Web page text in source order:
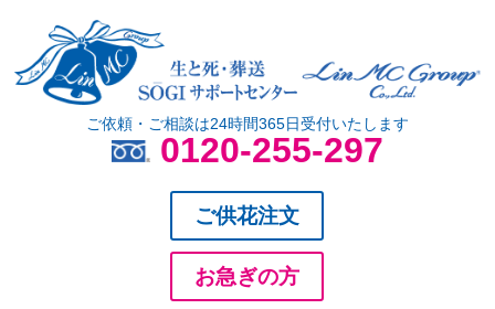
ご依頼・ご相談は24時間365日受付いたします
0120-255-297
ご供花注文
お急ぎの方